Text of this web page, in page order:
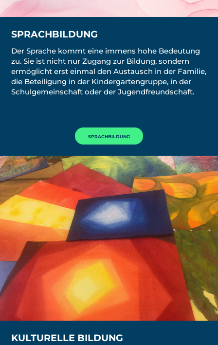
SPRACHBILDUNG
Der Sprache kommt eine immens hohe Bedeutung
zu. Sie ist nicht nur Zugang zur Bildung, sondern
ermöglicht erst einmal den Austausch in der Familie,
die Beteiligung in der Kindergartengruppe, in der
Schulgemeinschaft oder der Jugendfreundschaft.
SPRACHBILDUNG
KULTURELLE BILDUNG